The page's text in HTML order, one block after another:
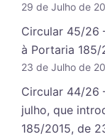
29 de Julho de
Circular 45/26
à Portaria 185/
23 de Julho de
Circular 44/26
julho, que
185/2015, de